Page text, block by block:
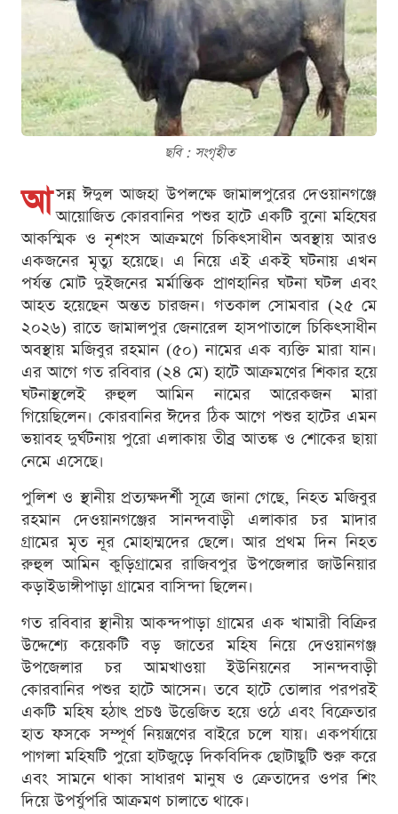
ছবি : সংগৃহীত
আ সন্ন ঈদুল আজহা উপলক্ষে জামালপুরের দেওয়ানগঞ্জে
আয়োজিত কোরবানির পশুর হাটে একটি বুনো মহিষের
আকস্মিক ও নৃশংস আক্রমণে চিকিৎসাধীন অবস্থায় আরও
একজনের মৃত্যু হয়েছে। এ নিয়ে এই একই ঘটনায় এখন
পর্যন্ত মোট দুইজনের মর্মান্তিক প্রাণহানির ঘটনা ঘটল এবং
আহত হয়েছেন অন্তত চারজন। গতকাল সোমবার (২৫ মে
২০২৬) রাতে জামালপুর জেনারেল হাসপাতালে চিকিৎসাধীন
অবস্থায় মজিবুর রহমান (৫০) নামের এক ব্যক্তি মারা যান।
এর আগে গত রবিবার (২৪ মে) হাটে আক্রমণের শিকার হয়ে
ঘটনাস্থলেই রুহুল আমিন নামের আরেকজন মারা
গিয়েছিলেন। কোরবানির ঈদের ঠিক আগে পশুর হাটের এমন
ভয়াবহ দুর্ঘটনায় পুরো এলাকায় তীব্র আতঙ্ক ও শোকের ছায়া
নেমে এসেছে।
পুলিশ ও স্থানীয় প্রত্যক্ষদর্শী সূত্রে জানা গেছে, নিহত মজিবুর
রহমান দেওয়ানগঞ্জের সানন্দবাড়ী এলাকার চর মাদার
গ্রামের মৃত নূর মোহাম্মদের ছেলে। আর প্রথম দিন নিহত
রুহুল আমিন কুড়িগ্রামের রাজিবপুর উপজেলার জাউনিয়ার
কড়াইডাঙ্গীপাড়া গ্রামের বাসিন্দা ছিলেন।
গত রবিবার স্থানীয় আকন্দপাড়া গ্রামের এক খামারী বিক্রির
উদ্দেশ্যে কয়েকটি বড় জাতের মহিষ নিয়ে দেওয়ানগঞ্জ
উপজেলার চর আমখাওয়া ইউনিয়নের সানন্দবাড়ী
কোরবানির পশুর হাটে আসেন। তবে হাটে তোলার পরপরই
একটি মহিষ হঠাৎ প্রচণ্ড উত্তেজিত হয়ে ওঠে এবং বিক্রেতার
হাত ফসকে সম্পূর্ণ নিয়ন্ত্রণের বাইরে চলে যায়। একপর্যায়ে
পাগলা মহিষটি পুরো হাটজুড়ে দিকবিদিক ছোটাছুটি শুরু করে
এবং সামনে থাকা সাধারণ মানুষ ও ক্রেতাদের ওপর শিং
দিয়ে উপর্যুপরি আক্রমণ চালাতে থাকে।